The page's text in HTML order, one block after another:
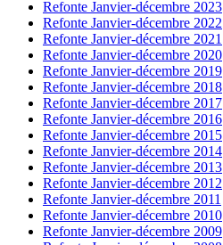
Refonte Janvier-décembre 2023
Refonte Janvier-décembre 2022
Refonte Janvier-décembre 2021
Refonte Janvier-décembre 2020
Refonte Janvier-décembre 2019
Refonte Janvier-décembre 2018
Refonte Janvier-décembre 2017
Refonte Janvier-décembre 2016
Refonte Janvier-décembre 2015
Refonte Janvier-décembre 2014
Refonte Janvier-décembre 2013
Refonte Janvier-décembre 2012
Refonte Janvier-décembre 2011
Refonte Janvier-décembre 2010
Refonte Janvier-décembre 2009